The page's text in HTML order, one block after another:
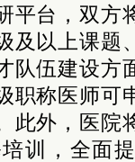
平台，双方
及以上课题
队伍建设方
职称医师可
此外，医院
训，全面